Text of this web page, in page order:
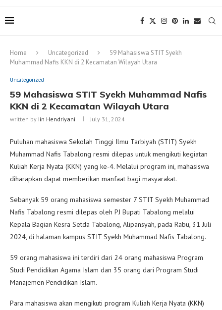
Home Uncategorized
59 Mahasiswa STIT Syekh
Muhammad Nafis KKN di 2 Kecamatan Wilayah Utara
Uncategorized
59 Mahasiswa STIT Syekh Muhammad Nafis
KKN di 2 Kecamatan Wilayah Utara
written by Iin Hendriyani July 31, 2024
Puluhan mahasiswa Sekolah Tinggi Ilmu Tarbiyah (STIT) Syekh
Muhammad Nafis Tabalong resmi dilepas untuk mengikuti kegiatan
Kuliah Kerja Nyata (KKN) yang ke-4. Melalui program ini, mahasiswa
diharapkan dapat memberikan manfaat bagi masyarakat.
Sebanyak 59 orang mahasiswa semester 7 STIT Syekh Muhammad
Nafis Tabalong resmi dilepas oleh PJ Bupati Tabalong melalui
Kepala Bagian Kesra Setda Tabalong, Alipansyah, pada Rabu, 31 Juli
2024, di halaman kampus STIT Syekh Muhammad Nafis Tabalong.
59 orang mahasiswa ini terdiri dari 24 orang mahasiswa Program
Studi Pendidikan Agama Islam dan 35 orang dari Program Studi
Manajemen Pendidikan Islam.
Para mahasiswa akan mengikuti program Kuliah Kerja Nyata (KKN)